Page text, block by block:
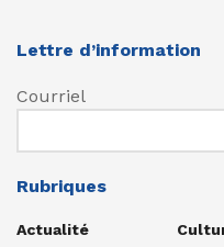
Lettre d’information
Courriel
Rubriques
Actualité